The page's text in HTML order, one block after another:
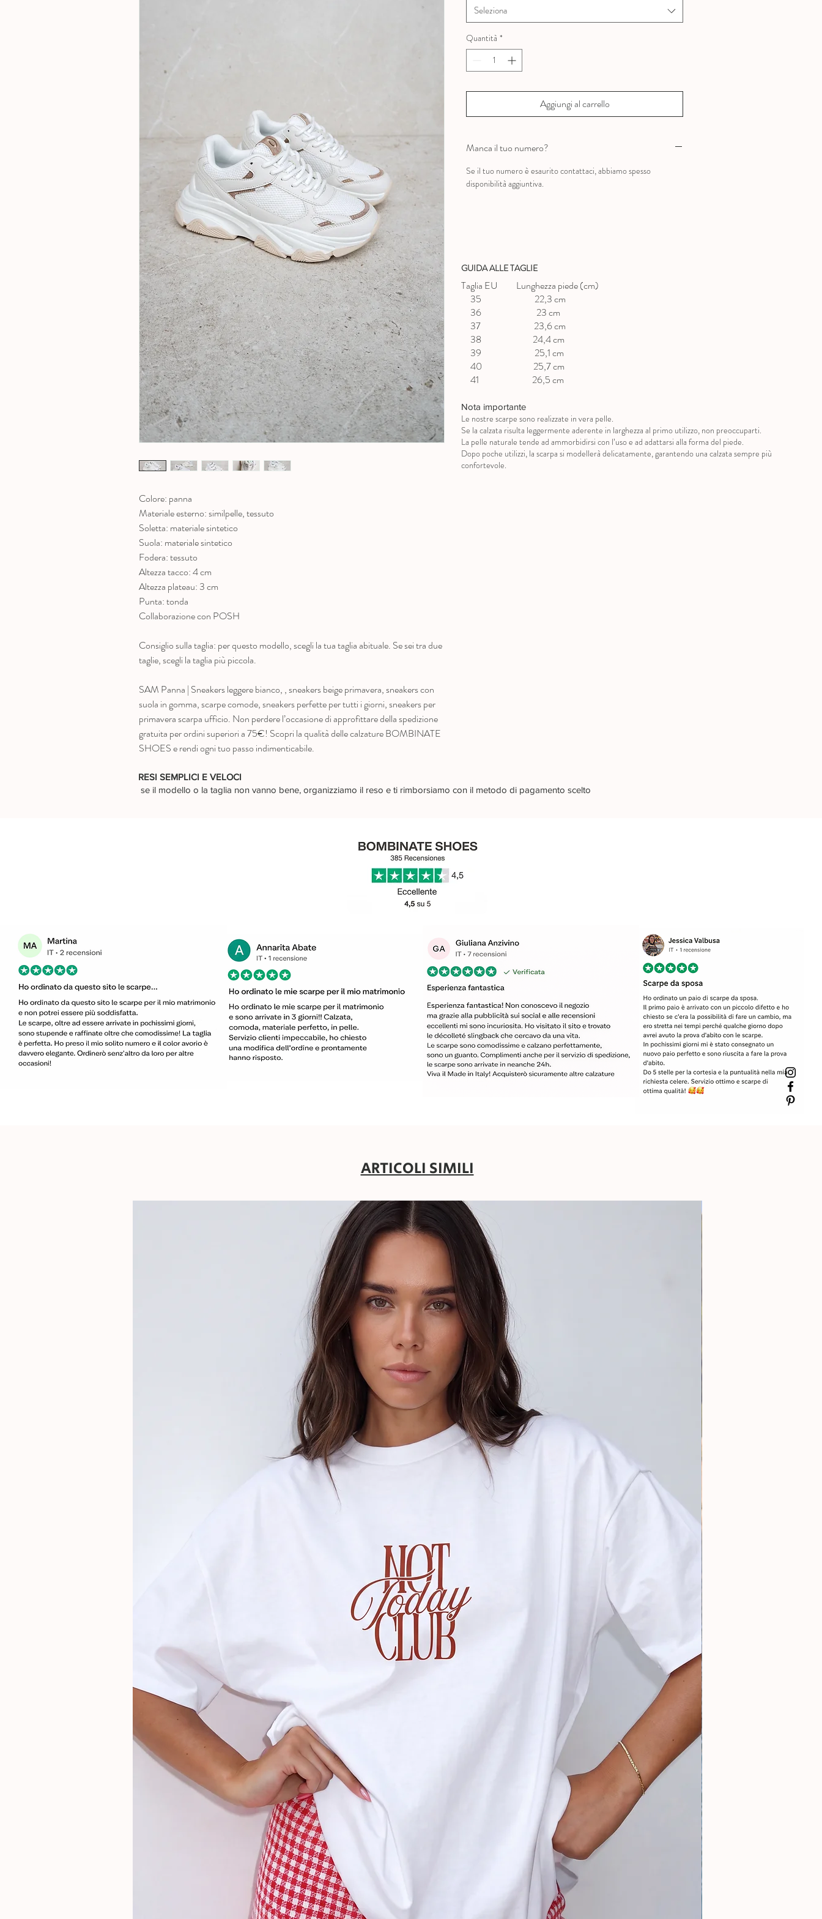
Colore: panna
Materiale esterno: similpelle, tessuto
Soletta: materiale sintetico
Suola: materiale sintetico
Fodera: tessuto
Altezza tacco: 4 cm
Altezza plateau: 3 cm
Punta: tonda
Collaborazione con POSH
Consiglio sulla taglia: per questo modello, scegli la tua taglia abituale. Se sei tra due
taglie, scegli la taglia più piccola.
SAM Panna | Sneakers leggere bianco, , sneakers beige primavera, sneakers con
suola in gomma, scarpe comode, sneakers perfette per tutti i giorni, sneakers per
primavera scarpa ufficio. Non perdere l’occasione di approfittare della spedizione
gratuita per ordini superiori a 75€! Scopri la qualità delle calzature BOMBINATE
SHOES e rendi ogni tuo passo indimenticabile.
Seleziona
Quantità *
Aggiungi al carrello
Manca il tuo numero?
Se il tuo numero è esaurito contattaci, abbiamo spesso
disponibilità aggiuntiva.
RESI SEMPLICI E VELOCI
se il modello o la taglia non vanno bene, organizziamo il reso e ti rimborsiamo con il metodo di pagamento scelto
GUIDA ALLE TAGLIE
Taglia EU Lunghezza piede (cm)
35 22,3 cm
36 23 cm
37 23,6 cm
38 24,4 cm
39 25,1 cm
40 25,7 cm
41 26,5 cm
Nota importante
Le nostre scarpe sono realizzate in vera pelle.
Se la calzata risulta leggermente aderente in larghezza al primo utilizzo, non preoccuparti.
La pelle naturale tende ad ammorbidirsi con l’uso e ad adattarsi alla forma del piede.
Dopo poche utilizzi, la scarpa si modellerà delicatamente, garantendo una calzata sempre più
confortevole.
ARTICOLI SIMILI